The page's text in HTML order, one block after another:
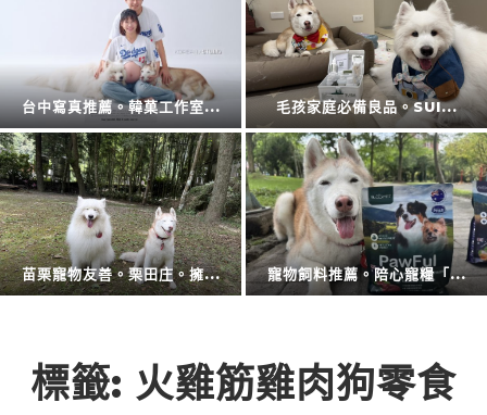
擴充大空間。CODE L... 防蚊液的第一品牌。叮寧也...
廚房神隊友登場。CAES... 衛浴還是讓專業的來。CA...
標籤: 火雞筋雞肉狗零食